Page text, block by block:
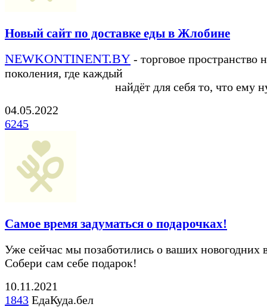
Новый сайт по доставке еды в Жлобине
NEWKONTINENT.BY - торговое пространство
поколения, где каждый
найдёт для себя то, что ему
04.05.2022
6245
Самое время задуматься о подарочках!
Уже сейчас мы позаботились о ваших новогодних
Собери сам себе подарок!
10.11.2021
1843 ЕдаКуда.бел